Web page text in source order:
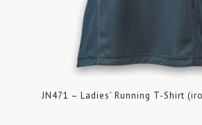
JN471 – Ladies’ Running T-Shirt